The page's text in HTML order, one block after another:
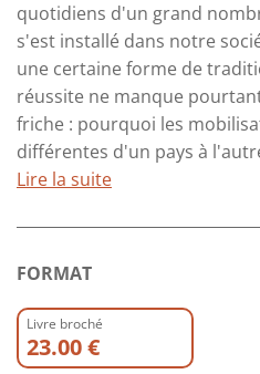
quotidiens d'un grand
s'est installé dans notre
une certaine forme de
réussite ne manque
friche : pourquoi les
différentes d'un pays à
Lire la suite
FORMAT
Livre broché
23.00 €